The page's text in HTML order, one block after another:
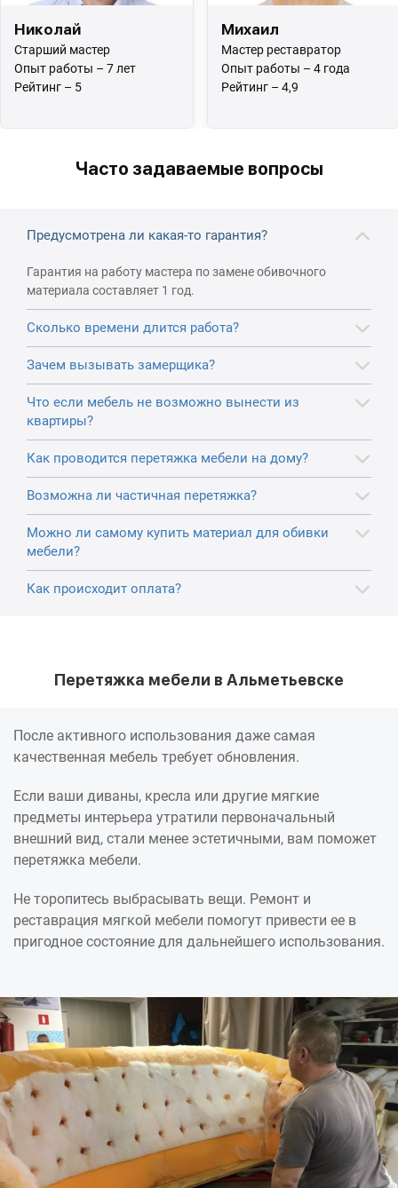
Николай
Старший мастер
Опыт работы – 7 лет
Рейтинг – 5
Михаил
Мастер реставратор
Опыт работы – 4 года
Рейтинг – 4,9
Часто задаваемые вопросы
Предусмотрена ли какая-то гарантия?
Гарантия на работу мастера по замене обивочного
материала составляет 1 год.
Сколько времени длится работа?
Зачем вызывать замерщика?
Что если мебель не возможно вынести из
квартиры?
Как проводится перетяжка мебели на дому?
Возможна ли частичная перетяжка?
Можно ли самому купить материал для обивки
мебели?
Как происходит оплата?
Перетяжка мебели в Альметьевске
После активного использования даже самая
качественная мебель требует обновления.
Если ваши диваны, кресла или другие мягкие
предметы интерьера утратили первоначальный
внешний вид, стали менее эстетичными, вам поможет
перетяжка мебели.
Не торопитесь выбрасывать вещи. Ремонт и
реставрация мягкой мебели помогут привести ее в
пригодное состояние для дальнейшего использования.